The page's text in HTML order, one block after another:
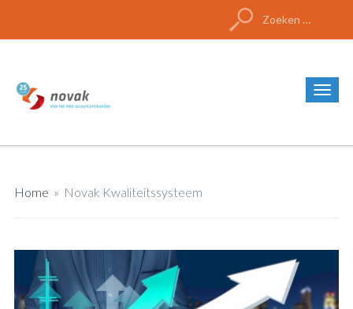
Zoeken
naar:
Home » Novak Kwaliteitssysteem